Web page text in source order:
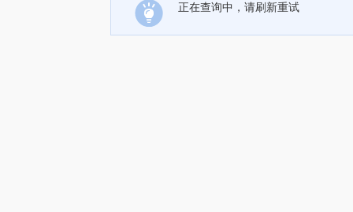
正在查询中，请刷新重试